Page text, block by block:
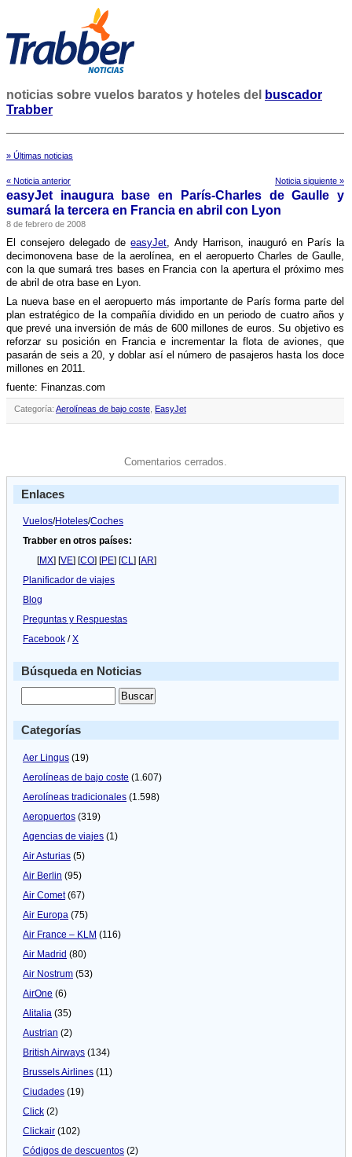
noticias sobre vuelos baratos y hoteles del
buscador
Trabber
» Últimas noticias
« Noticia anterior Noticia siguiente »
easyJet inaugura base en Parí­s-Charles de Gaulle y
sumará la tercera en Francia en abril con Lyon
8 de febrero de 2008
El consejero delegado deeasyJet, Andy Harrison, inauguró en Parí­s la
decimonovena base de la aerolí­nea, en el aeropuerto Charles de Gaulle,
con la que sumará tres bases en Francia con la apertura el próximo mes
de abril de otra base en Lyon.
La nueva base en el aeropuerto más importante de Parí­s forma parte del
plan estratégico de la compañí­a dividido en un periodo de cuatro años y
que prevé una inversión de más de 600 millones de euros. Su objetivo es
reforzar su posición en Francia e incrementar la flota de aviones, que
pasarán de seis a 20, y doblar así­ el número de pasajeros hasta los doce
millones en 2011.
fuente: Finanzas.com
Categoría: Aerolíneas de bajo coste EasyJet
Comentarios cerrados.
Enlaces
Vuelos/Hoteles/Coches
Trabber en otros países:
[MX] [VE] [CO] [PE] [CL] [AR]
Planificador de viajes
Blog
Preguntas y Respuestas
Facebook /X
Búsqueda en Noticias
Categorías
Aer Lingus (19)
Aerolíneas de bajo coste (1.607)
Aerolíneas tradicionales (1.598)
Aeropuertos (319)
Agencias de viajes (1)
Air Asturias (5)
Air Berlin (95)
Air Comet(67)
Air Europa (75)
Air France – KLM (116)
Air Madrid (80)
Air Nostrum (53)
AirOne (6)
Alitalia (35)
Austrian (2)
British Airways (134)
Brussels Airlines (11)
Ciudades (19)
Click (2)
Clickair (102)
Códigos de descuentos (2)